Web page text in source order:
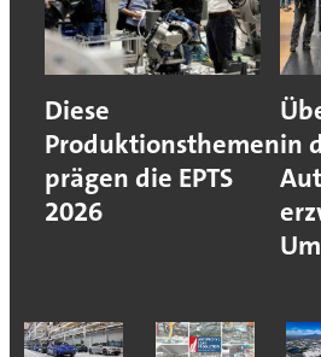
Diese
Produktionsthemen
prägen die EPTS
2026
in